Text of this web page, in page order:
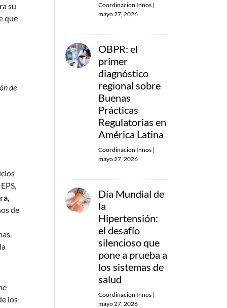
su
que
de
de
los
Coordinacion Innos |
mayo 27, 2026
OBPR: el
primer
diagnóstico
regional sobre
Buenas
Prácticas
Regulatorias en
América Latina
Coordinacion Innos |
mayo 27, 2026
Día Mundial de
la
Hipertensión:
el desafío
silencioso que
pone a prueba a
los sistemas de
salud
Coordinacion Innos |
mayo 27, 2026